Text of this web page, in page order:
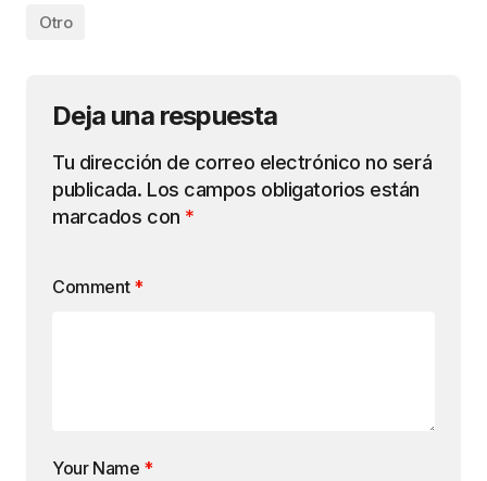
Otro
Deja una respuesta
Tu dirección de correo electrónico no será
publicada. Los campos obligatorios están
marcados con *
Comment *
Your Name *